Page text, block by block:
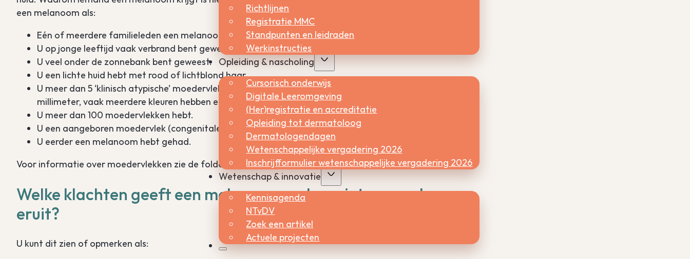
Richtlijnen
Registratie MMC
Standpunten en leidraden
Werkinstructies
Opleiding & nascholing
Cursorisch onderwijs
Digitale Leeromgeving
(Her)registratie en accreditatie
Opleiding tot dermatoloog
Dermatologendagen
Wetenschappelijke vergadering 2026
Inschrijfformulier wetenschappelijke vergadering 2026
Wetenschap & innovatie
Kennisagenda
NTvDV
Zoek een artikel
Actuele projecten
een melanoom als:
Eén of meerdere familieleden een melanoom hebben gehad.
U op jonge leeftijd vaak verbrand bent geweest door de zon.
U veel onder de zonnebank bent geweest.
U een lichte huid hebt met rood of lichtblond haar.
U meer dan 5 ‘klinisch atypische’ moedervlekken hebt. Dit zijn moedervlekken die groter zijn dan 5
millimeter, vaak meerdere kleuren hebben en asymmetrische vorm.
U meer dan 100 moedervlekken hebt.
U een aangeboren moedervlek (congenitale naevus) hebt van 20 cm of groter.
U eerder een melanoom hebt gehad.
Voor informatie over moedervlekken zie de folder ‘Moedervlekken’.
Welke klachten geeft een melanoom en hoe ziet een melanoom
eruit?
U kunt dit zien of opmerken als: